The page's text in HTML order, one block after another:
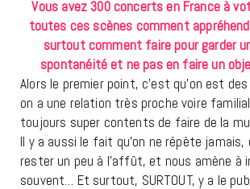
Vous avez 300 concerts en France à
toutes ces scènes comment
surtout comment faire pour garder
spontanéité et ne pas en faire un
Alors le premier point, c’est qu’on est
on a une relation très proche voire
toujours super contents de faire de la
Il y a aussi le fait qu’on ne répète jamais,
rester un peu à l’affût, et nous amène à
souvent… Et surtout, SURTOUT, y a le